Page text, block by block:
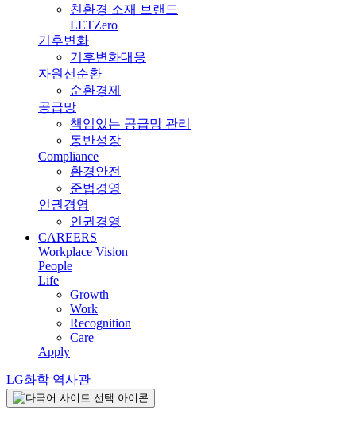
친환경 소재 브랜드
LETZero
기후변화
기후변화대응
자원선순환
순환경제
공급망
책임있는 공급망 관리
동반성장
Compliance
환경안전
준법경영
인권경영
인권경영
CAREERS
Workplace Vision
People
Life
Growth
Work
Recognition
Care
Apply
LG화학 역사관